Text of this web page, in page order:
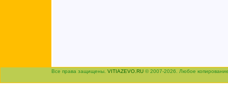
Все права защищены. VITIAZEVO.RU © 2007-2026. Любое